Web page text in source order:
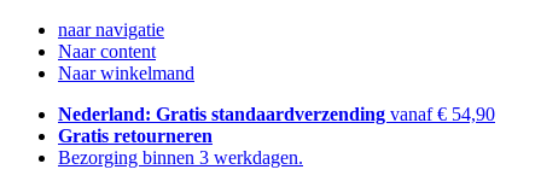
naar navigatie
Naar content
Naar winkelmand
Nederland: Gratis standaardverzending vanaf € 54,90
Gratis retourneren
Bezorging binnen 3 werkdagen.